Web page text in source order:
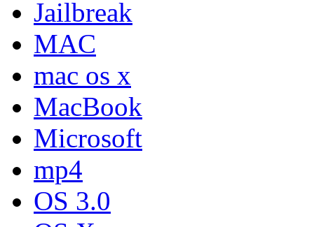
Jailbreak
MAC
mac os x
MacBook
Microsoft
mp4
OS 3.0